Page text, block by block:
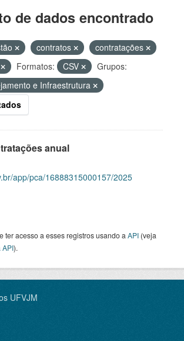
de dados encontrado
contratos
contratações
Formatos: CSV
Grupos:
e Infraestrutura
anual
app/pca/16888315000157/2025
ter acesso a esses registros usando a API (veja
API).
UFVJM